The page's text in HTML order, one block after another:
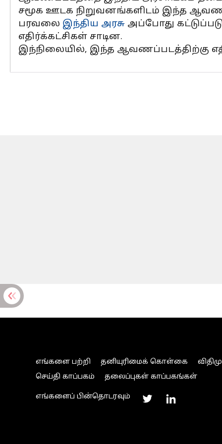
சமூக ஊடக நிறுவனங்களிடம் இந்த
பரவலை இந்திய அரசு அப்போது
எதிர்க்கட்சிகள் சாடின.
இந்நிலையில், இந்த ஆவணப்படத்திற்கு
எங்களை பற்றி தனியுரிமைக் கொள்கை
செய்தி காப்பகம்
தலைப்புகள் காப்பகங்கள்
எங்களைப் பின்தொடரவும்